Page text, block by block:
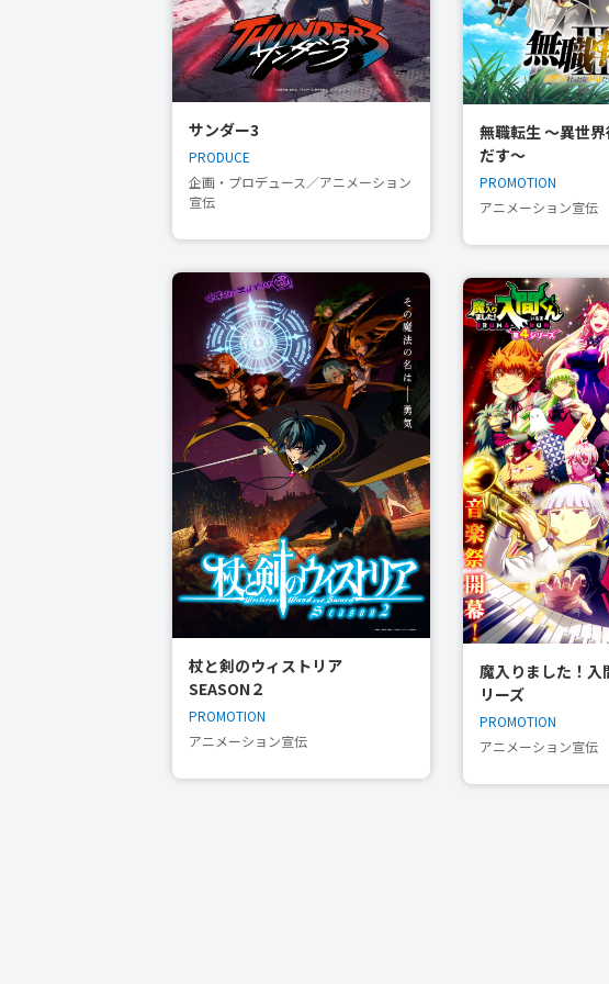
サンダー3
PRODUCE
企画・プロデュース／アニメーション
宣伝
無職転生 〜異世
だす〜
PROMOTION
アニメーション宣伝
杖と剣のウィストリア
SEASON２
PROMOTION
アニメーション宣伝
魔入りました！
リーズ
PROMOTION
アニメーション宣伝